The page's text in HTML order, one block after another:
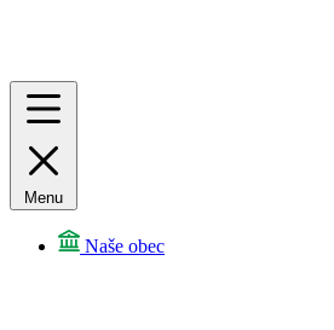
Menu
Naše obec